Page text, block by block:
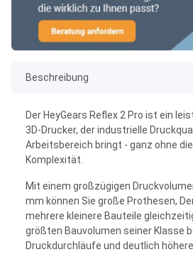
Beschreibung
Der HeyGears Reflex 2 Pro ist ein
3D-Drucker, der industrielle
Arbeitsbereich bringt - ganz ohne
Komplexität.
Mit einem großzügigen
mm können Sie große Prothesen,
mehrere kleinere Bauteile
größten Bauvolumen seiner Klasse
Druckdurchläufe und deutlich